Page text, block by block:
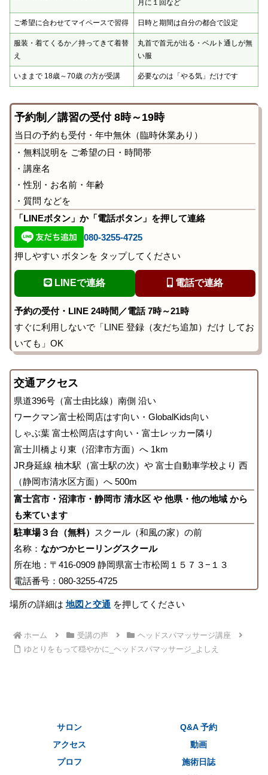
月に１回など
ご希望に合わせてマイペースで習得 日時と期間は自分の都合で設定
服装・着てくるか／持ってきて着替
え
丸首で首元が出る・ベルト通しが無
い服
いままで 18歳～70歳 の方が受講 必要なのは「やる気」だけです
予約制／講習の受付 8時～19時
当日の予約も受付・年中無休（臨時休業あり）
・無料説明を ご希望の日・時間帯
・講座名
・性別・お名前・年齢
・質問 などを
「LINEボタン」か「電話ボタン」を押して連絡
080-3255-4725
押しやすい ボタンを タップしてください
LINEで連絡 電話で連絡
予約の受付・LINE 24時間／電話 7時～21時
すぐに利用しないで「LINE 登録（友だち追加）だけ してお
いても」OK
交通アクセス
県道396号（富士由比線）南側 沿い
ワークマン富士松岡店はす向い・GlobalKids向い
しゃぶ葉 富士松岡店はす向い・富士レッカー隣り
富士川橋より東（沼津市方面）へ 1km
JR身延線 柚木駅（富士駅の次）や 富士自動車学校より 西
（静岡市清水区方面）へ 500m
富士宮市・沼津市・静岡市 清水区 や 他県・他の地域 から
も来ています
駐車場３台（無料）
スクール（和風の家）の前
名称： なかつかヒーリングスクール
所在地：〒416-0909 静岡県富士市松岡１５７３−１３
電話番号：080-3255-4725
場所の詳細は地図と交通 を押してください
ホーム 受講の声
ヘッドスパマッサージ講座
ゆとりをもって穏やかに_ヘッドスパマッサージ_よしえ
サロン
Q&A 予約
アクセス
動画
プロフ
施術日誌